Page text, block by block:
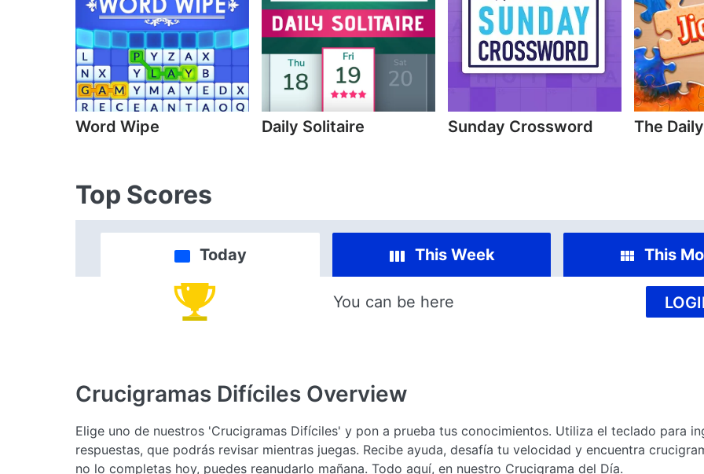
Word Wipe Daily Solitaire Sunday Crossword The
Top Scores
Today This Week This
You can be here
Crucigramas Difíciles Overview
Elige uno de nuestros 'Crucigramas Difíciles' y pon a prueba tus conocimientos. Utiliza el teclado para
respuestas, que podrás revisar mientras juegas. Recibe ayuda, desafía tu velocidad y encuentra
no lo completas hoy, puedes reanudarlo mañana. Todo aquí, en nuestro Crucigrama del Día.